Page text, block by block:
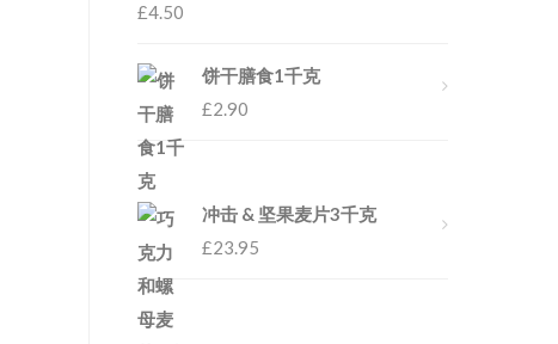
£4.50
饼干膳食1千克
£2.90
冲击 & 坚果麦片3千克
£23.95